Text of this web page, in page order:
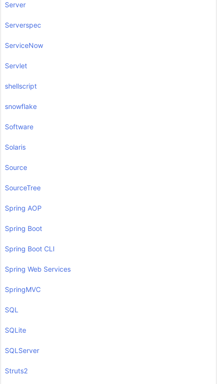
Server
Serverspec
ServiceNow
Servlet
shellscript
snowflake
Software
Solaris
Source
SourceTree
Spring AOP
Spring Boot
Spring Boot CLI
Spring Web Services
SpringMVC
SQL
SQLite
SQLServer
Struts2